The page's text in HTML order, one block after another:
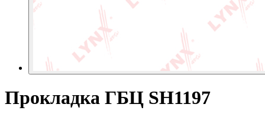
Прокладка ГБЦ SH1197